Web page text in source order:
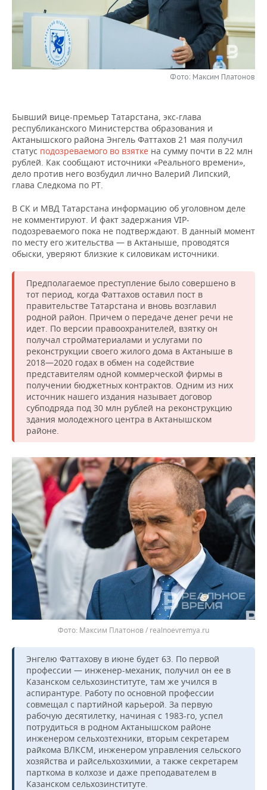
НЕФТЬ
РОЗНИЧНАЯ ТОРГОВЛЯ
ТРАНСПОРТ
НОВОСТИ ТЕХНОЛОГИЙ
МЕРОПРИЯТИЯ
НОВОСТИ МЕРОПРИЯТИЙ
ONLINE-КОНФЕРЕНЦИИ
ОТКРЫТАЯ ЛЕКЦИЯ
ХОККЕЙ
БАСКЕТБОЛ
ВОЛЕЙБОЛ
КИБЕРСПОРТ
ФИГУРНОЕ КАТАНИЕ
ВОДНЫЕ ВИДЫ СПОРТА
ХОККЕЙ С МЯЧОМ
ВЛАСТЬ
ИНФРАСТРУКТУРА
ИСТОРИЯ
КУЛЬТУРА
МЕДИЦИНА
ОБРАЗОВАНИЕ
ПРОИСШЕСТВИЯ
СЮЖЕТЫ
СПРАВОЧНИК
СПИСОК ПЕРСОН
СПИСОК КОМПАНИЙ
ПОЛНАЯ ВЕРСИЯ
Фото: Максим Платонов
Бывший вице-премьер Татарстана, экс-глава
республиканского Министерства образования и
Актанышского района Энгель Фаттахов 21 мая получил
статус подозреваемого во взятке на сумму почти в 22 млн
рублей. Как сообщают источники «Реального времени»,
дело против него возбудил лично Валерий Липский,
глава Следкома по РТ.
В СК и МВД Татарстана информацию об уголовном деле
не комментируют. И факт задержания VIP-
подозреваемого пока не подтверждают. В данный момент
по месту его жительства — в Актаныше, проводятся
обыски, уверяют близкие к силовикам источники.
Предполагаемое преступление было совершено в
тот период, когда Фаттахов оставил пост в
правительстве Татарстана и вновь возглавил
родной район. Причем о передаче денег речи не
идет. По версии правоохранителей, взятку он
получал стройматериалами и услугами по
реконструкции своего жилого дома в Актаныше в
2018—2020 годах в обмен на содействие
представителям одной коммерческой фирмы в
получении бюджетных контрактов. Одним из них
источник нашего издания называет договор
субподряда под 30 млн рублей на реконструкцию
здания молодежного центра в Актанышском
районе.
Максим Платонов / realnoevremya.ru
Энгелю Фаттахову в июне будет 63. По первой
профессии — инженер-механик, получил он ее в
Казанском сельхозинституте, там же учился в
аспирантуре. Работу по основной профессии
совмещал с партийной карьерой. За первую
рабочую десятилетку, начиная с 1983-го, успел
потрудиться в родном Актанышском районе
инженером сельхозтехники, вторым секретарем
райкома ВЛКСМ, инженером управления сельского
хозяйства и райсельхозхимии, а также секретарем
парткома в колхозе и даже преподавателем в
Казанском сельхозинституте.